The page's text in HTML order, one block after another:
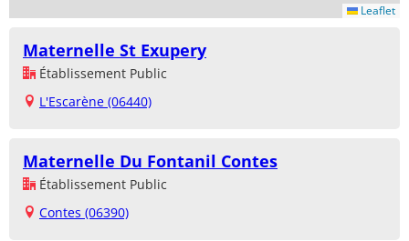
Leaflet
Maternelle St Exupery
Établissement Public
L'Escarène (06440)
Maternelle Du Fontanil Contes
Établissement Public
Contes (06390)